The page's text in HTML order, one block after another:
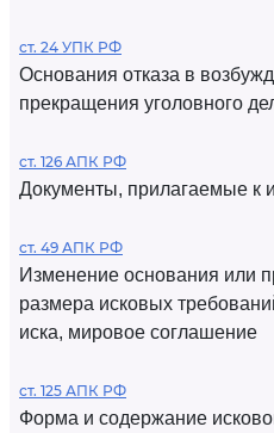
ст. 24 УПК РФ
Основания отказа в
прекращения уголовного
ст. 126 АПК РФ
Документы, прилагаемые к
ст. 49 АПК РФ
Изменение основания или
размера исковых
иска, мировое соглашение
ст. 125 АПК РФ
Форма и содержание